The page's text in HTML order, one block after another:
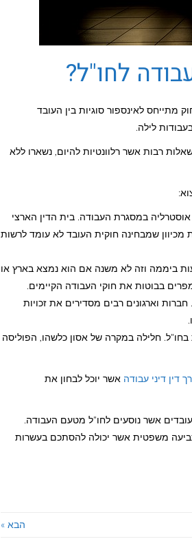
לחו"ל?
העובד. החוק מתייחס לאינספור סוגיות בין העובד
לילה.
עבודה ומנוחה (תשי"א-1951) חוקק במהלך שנות ה – 50 , כך ששאלות רבות אשר רלוונטיות להיום, נשארו ללא
במסגרת העבודה. בית הדין הארצי
שמבחינה חוקית העובד לא עומד לרשות
כללי, כל עובד יכול לעבוד עד 12 שעות ביממה וזה לא משנה אם הוא נמצא בארץ או
וארגונים רבים מסדירים את זכויות
חלילה במקרה של אסון כלשהו, הפוליסה
דין דיני עבודה אשר יוכל לבחון את
החובות והזכויות של עובדים אשר נוסעים לחו"ל מטעם העבודה.
חוק שעות עבודה ומנוחה (תשי"א-1951) חשופים לתביעה משפטית אשר יכולה להסתכם בעשרות
הבא »